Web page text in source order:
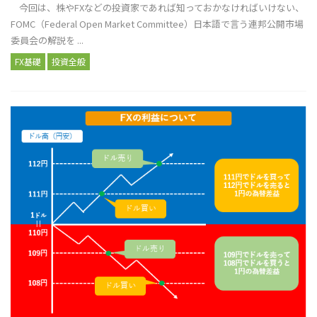
今回は、株やFXなどの投資家であれば知っておかなければいけない、
FOMC（Federal Open Market Committee）日本語で言う連邦公開市場
委員会の解説を ...
FX基礎 投資全般